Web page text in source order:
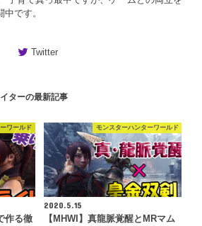
です。
Twitter
ターの最新記事
ワールド
作る徹
モンスターハンターワールド
2020.5.15
【MHWI】真龍脈覚醒とMRマム